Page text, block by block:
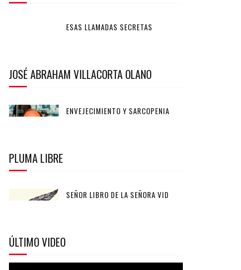
ESAS LLAMADAS SECRETAS
JOSÉ ABRAHAM VILLACORTA OLANO
ENVEJECIMIENTO Y SARCOPENIA
PLUMA LIBRE
SEÑOR LIBRO DE LA SEÑORA VID
ÚLTIMO VIDEO